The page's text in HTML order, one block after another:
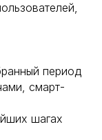
период
смарт-
шагах